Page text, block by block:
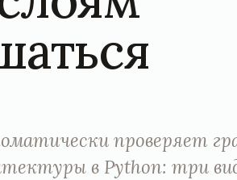
проверяет
в Python: три